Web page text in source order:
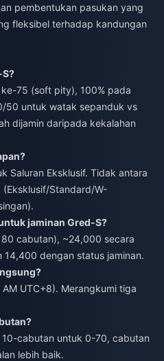
pembentukan pasukan yang
fleksibel terhadap kandungan
75 (soft pity), 100% pada
untuk watak sepanduk vs
dijamin daripada kekalahan
Saluran Eksklusif. Tidak antara
Standard/W-
jaminan Gred-S?
cabutan), ~24,000 secara
dengan status jaminan.
UTC+8). Merangkumi tiga
10-cabutan untuk 0-70, cabutan
lebih baik.